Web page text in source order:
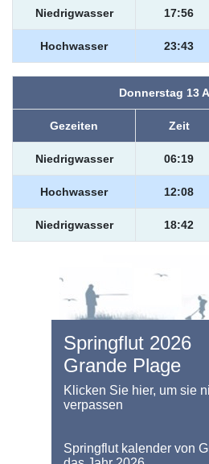
Niedrigwasser 17:56
Hochwasser 23:43
Donnerstag 13
Gezeiten Zeit
Niedrigwasser 06:19
Hochwasser 12:08
Niedrigwasser 18:42
Springflut 2026
Grande Plage
Klicken Sie hier, um sie
verpassen
Springflut kalender von